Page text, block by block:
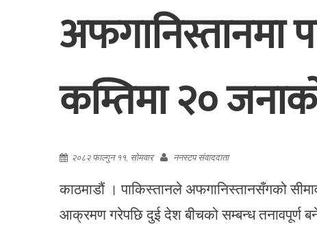
अफगानिस्तानमा
कम्तिमा २०
२०८२ फाल्गुन ११, सोमवार ननस्टप संवाददाता
काठमाडौं । पाकिस्तानले अफगानिस्तानसँगको
आक्रमण गरेपछि दुई देश बीचको सम्बन्ध तनावपूर्ण